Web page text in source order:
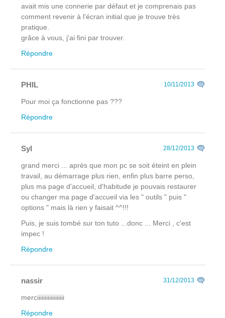
avait mis une connerie par défaut et je comprenais pas
comment revenir à l'écran initial que je trouve très
pratique.
grâce à vous, j'ai fini par trouver.
Répondre
PHIL 10/11/2013
Pour moi ça fonctionne pas ???
Répondre
Syl 28/12/2013
grand merci ... après que mon pc se soit éteint en plein
travail, au démarrage plus rien, enfin plus barre perso,
plus ma page d'accueil, d'habitude je pouvais restaurer
ou changer ma page d'accueil via les " outils " puis "
options " mais là rien y faisait ^^!!!
Puis, je suis tombé sur ton tuto ...donc ... Merci , c'est
impec !
Répondre
nassir 31/12/2013
merciiiiiiiiiiiiiiiiii
Répondre